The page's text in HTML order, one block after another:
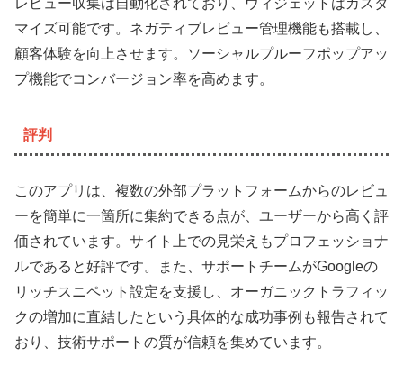
マイズ可能です。ネガティブレビュー管理機能も搭載し、
顧客体験を向上させます。ソーシャルプルーフポップアッ
プ機能でコンバージョン率を高めます。
評判
このアプリは、複数の外部プラットフォームからのレビュ
ーを簡単に一箇所に集約できる点が、ユーザーから高く評
価されています。サイト上での見栄えもプロフェッショナ
ルであると好評です。また、サポートチームがGoogleの
リッチスニペット設定を支援し、オーガニックトラフィッ
クの増加に直結したという具体的な成功事例も報告されて
おり、技術サポートの質が信頼を集めています。